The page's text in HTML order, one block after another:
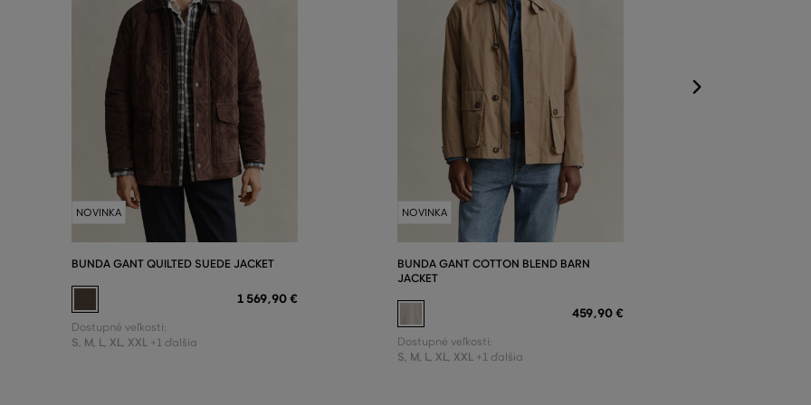
NOVINKA
BUNDA GANT QUILTED SUEDE JACKET
1 569,90 €
Dostupné veľkosti:
S, M, L, XL, XXL +1 ďalšia
NOVINKA
BUNDA GANT COTTON BLEND BARN
JACKET
459,90 €
Dostupné veľkosti:
S, M, L, XL, XXL +1 ďalšia